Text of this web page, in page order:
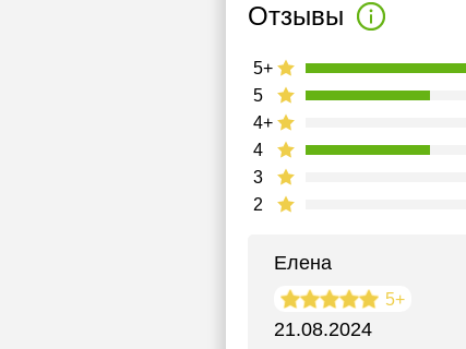
Отзывы
2
3
4
4+
5
5+
Елена
5+
21.08.2024